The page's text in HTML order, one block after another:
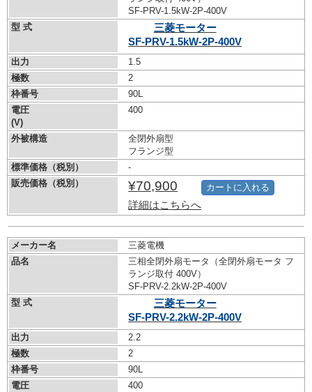
SF-PRV-1.5kW-2P-400V
型 式
三菱モーター
SF-PRV-1.5kW-2P-400V
出力
1.5
極数
2
枠番号
90L
電圧
(V)
400
外被構造
全閉外扇型
フランジ型
標準価格（税別）
-
販売価格（税別）
¥70,900
詳細はこちらへ
カートに入れる
メーカー名
三菱電機
品名
三相全閉外扇モータ（全閉外扇モータ フ
ランジ取付 400V）
SF-PRV-2.2kW-2P-400V
型 式
三菱モーター
SF-PRV-2.2kW-2P-400V
出力
2.2
極数
2
枠番号
90L
電圧
400